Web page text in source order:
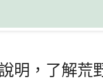
明，了解荒